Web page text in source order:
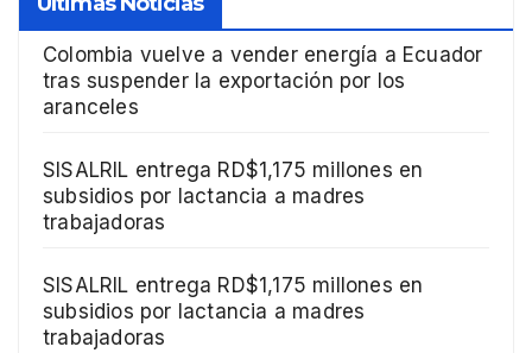
Colombia vuelve a vender energía a Ecuador
tras suspender la exportación por los
aranceles
SISALRIL entrega RD$1,175 millones en
subsidios por lactancia a madres
trabajadoras
SISALRIL entrega RD$1,175 millones en
subsidios por lactancia a madres
trabajadoras